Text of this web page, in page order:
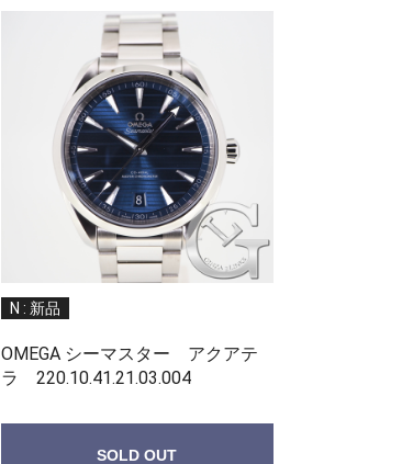
N : 新品
OMEGA シーマスター アクアテ
ラ 220.10.41.21.03.004
SOLD OUT